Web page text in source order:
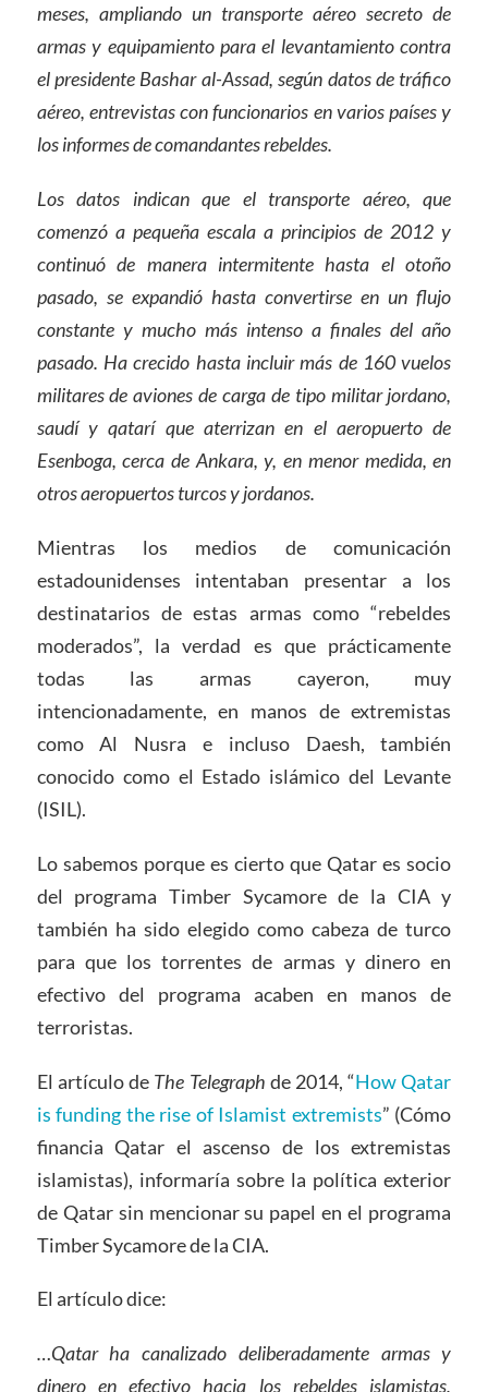
meses, ampliando un transporte aéreo secreto de
armas y equipamiento para el levantamiento contra
el presidente Bashar al-Assad, según datos de tráfico
aéreo, entrevistas con funcionarios en varios países y
los informes de comandantes rebeldes.
Los datos indican que el transporte aéreo, que
comenzó a pequeña escala a principios de 2012 y
continuó de manera intermitente hasta el otoño
pasado, se expandió hasta convertirse en un flujo
constante y mucho más intenso a finales del año
pasado. Ha crecido hasta incluir más de 160 vuelos
militares de aviones de carga de tipo militar jordano,
saudí y qatarí que aterrizan en el aeropuerto de
Esenboga, cerca de Ankara, y, en menor medida, en
otros aeropuertos turcos y jordanos.
Mientras los medios de comunicación
estadounidenses intentaban presentar a los
destinatarios de estas armas como “rebeldes
moderados”, la verdad es que prácticamente
todas las armas cayeron, muy
intencionadamente, en manos de extremistas
como Al Nusra e incluso Daesh, también
conocido como el Estado islámico del Levante
(ISIL).
Lo sabemos porque es cierto que Qatar es socio
del programa Timber Sycamore de la CIA y
también ha sido elegido como cabeza de turco
para que los torrentes de armas y dinero en
efectivo del programa acaben en manos de
terroristas.
El artículo de The Telegraph de 2014, “How Qatar
is funding the rise of Islamist extremists” (Cómo
financia Qatar el ascenso de los extremistas
islamistas), informaría sobre la política exterior
de Qatar sin mencionar su papel en el programa
Timber Sycamore de la CIA.
El artículo dice:
…Qatar ha canalizado deliberadamente armas y
dinero en efectivo hacia los rebeldes islamistas,